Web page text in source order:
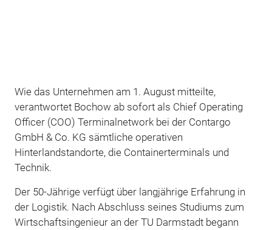
Wie das Unternehmen am 1. August mitteilte,
verantwortet Bochow ab sofort als Chief Operating
Officer (COO) Terminalnetwork bei der Contargo
GmbH & Co. KG sämtliche operativen
Hinterlandstandorte, die Containerterminals und
Technik.
Der 50-Jährige verfügt über langjährige Erfahrung in
der Logistik. Nach Abschluss seines Studiums zum
Wirtschaftsingenieur an der TU Darmstadt begann